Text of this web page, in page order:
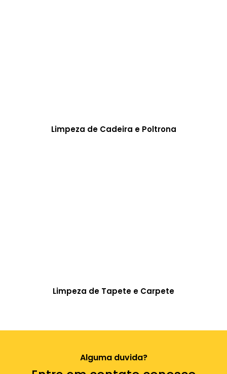
Limpeza de Cadeira e Poltrona
Limpeza de Tapete e Carpete
Alguma duvida?